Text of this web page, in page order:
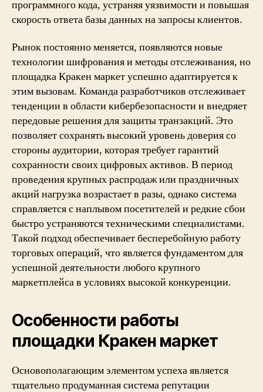
программного кода, устраняя уязвимости и повышая
скорость ответа базы данных на запросы клиентов.
Рынок постоянно меняется, появляются новые
технологии шифрования и методы отслеживания, но
площадка Кракен маркет успешно адаптируется к
этим вызовам. Команда разработчиков отслеживает
тенденции в области кибербезопасности и внедряет
передовые решения для защиты транзакций. Это
позволяет сохранять высокий уровень доверия со
стороны аудитории, которая требует гарантий
сохранности своих цифровых активов. В период
проведения крупных распродаж или праздничных
акций нагрузка возрастает в разы, однако система
справляется с наплывом посетителей и редкие сбои
быстро устраняются техническими специалистами.
Такой подход обеспечивает бесперебойную работу
торговых операций, что является фундаментом для
успешной деятельности любого крупного
маркетплейса в условиях высокой конкуренции.
Особенности работы
площадки Кракен маркет
Основополагающим элементом успеха является
тщательно продуманная система репутации